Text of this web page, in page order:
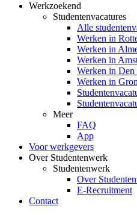
Werkzoekend
Studentenvacatures
Alle
Werken in
Werken in
Werken in
Werken in Den
Werken in
Meer
FAQ
App
Voor werkgevers
Over Studentenwerk
Studentenwerk
Over
E-Recruitment
Contact